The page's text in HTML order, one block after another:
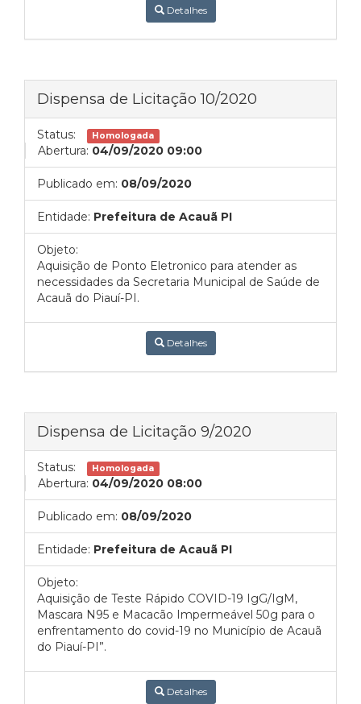
Detalhes
Dispensa de Licitação 10/2020
Status: Homologada
Abertura: 04/09/2020 09:00
Publicado em: 08/09/2020
Entidade: Prefeitura de Acauã PI
Objeto:
Aquisição de Ponto Eletronico para atender as
necessidades da Secretaria Municipal de Saúde de
Acauã do Piauí-PI.
Detalhes
Dispensa de Licitação 9/2020
Status: Homologada
Abertura: 04/09/2020 08:00
Publicado em: 08/09/2020
Entidade: Prefeitura de Acauã PI
Objeto:
Aquisição de Teste Rápido COVID-19 IgG/IgM,
Mascara N95 e Macacão Impermeável 50g para o
enfrentamento do covid-19 no Município de Acauã
do Piauí-PI”.
Detalhes